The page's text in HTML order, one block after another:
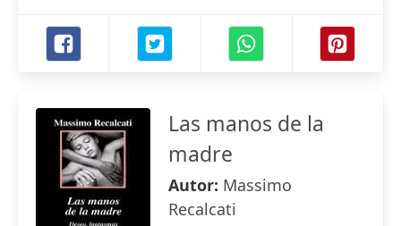
Las manos de la
madre
Autor: Massimo
Recalcati